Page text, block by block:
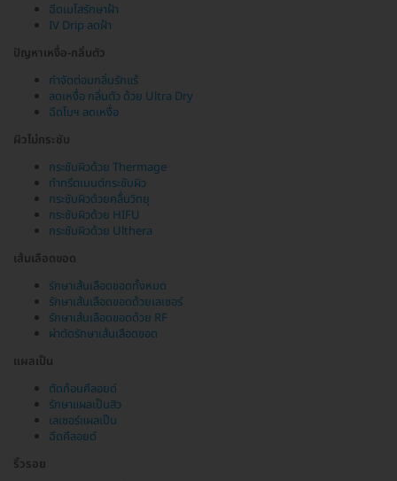
ฉีดเมโสรักษาฝ้า
IV Drip ลดฝ้า
ปัญหาเหงื่อ-กลิ่นตัว
กำจัดต่อมกลิ่นรักแร้
ลดเหงื่อ กลิ่นตัว ด้วย Ultra Dry
ฉีดโบฯ ลดเหงื่อ
ผิวไม่กระชับ
กระชับผิวด้วย Thermage
ทำทรีตเมนต์กระชับผิว
กระชับผิวด้วยคลื่นวิทยุ
กระชับผิวด้วย HIFU
กระชับผิวด้วย Ulthera
เส้นเลือดขอด
รักษาเส้นเลือดขอดทั้งหมด
รักษาเส้นเลือดขอดด้วยเลเซอร์
รักษาเส้นเลือดขอดด้วย RF
ผ่าตัดรักษาเส้นเลือดขอด
แผลเป็น
ตัดก้อนคีลอยด์
รักษาแผลเป็นสิว
เลเซอร์แผลเป็น
ฉีดคีลอยด์
ริ้วรอย